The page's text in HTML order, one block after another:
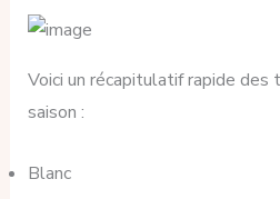
Voici un récapitulatif rapide des
saison :
Blanc